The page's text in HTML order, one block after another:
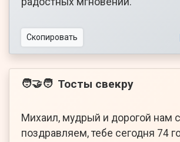
Скопировать
🧑‍🤝‍🧑 Тосты свекру
Михаил, мудрый и дорогой нам
поздравляем, тебе сегодня 74